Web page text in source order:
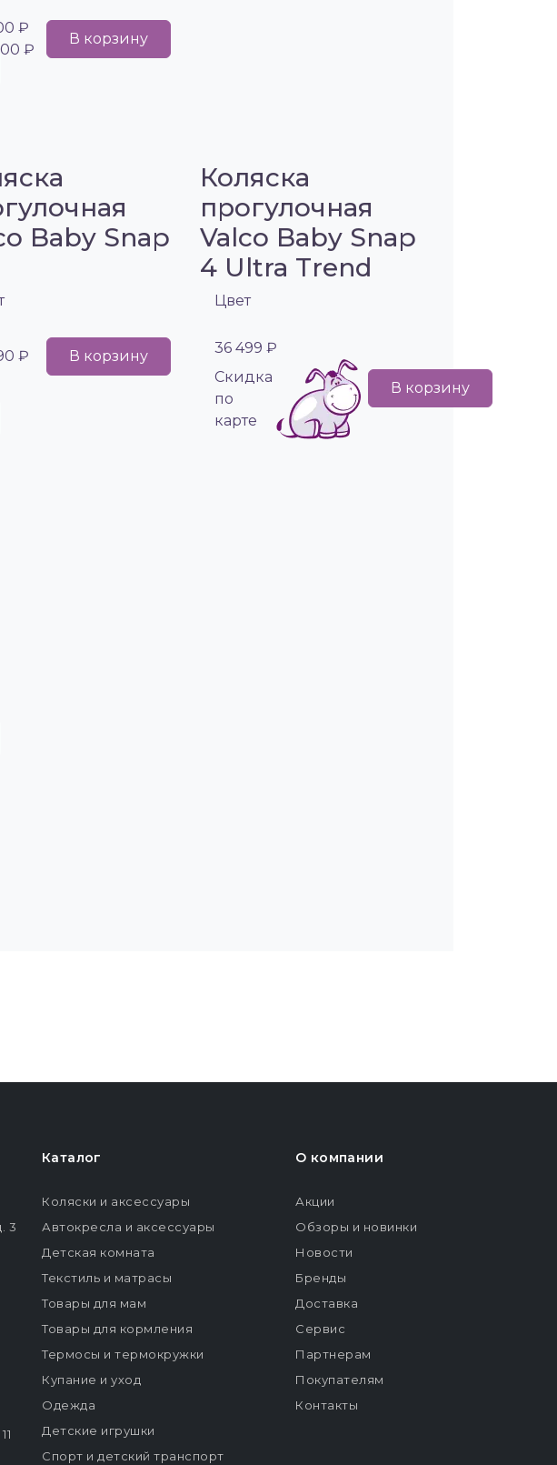
₽
₽
В корзину
Baby Snap
₽ В корзину
Коляска
прогулочная
Valco Baby Snap
4 Ultra Trend
Цвет
36 499 ₽
Cкидка
по
карте
В корзину
3
Каталог
Коляски и аксессуары
Автокресла и аксессуары
Детская комната
Текстиль и матрасы
Товары для мам
Товары для кормления
Термосы и термокружки
Купание и уход
Одежда
Детские игрушки
Спорт и детский транспорт
О компании
Акции
Обзоры и новинки
Новости
Бренды
Доставка
Сервис
Партнерам
Покупателям
Контакты